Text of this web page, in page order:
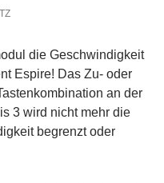
die Geschwindigkeit
Espire! Das Zu- oder
an der
3 wird nicht mehr die
begrenzt oder